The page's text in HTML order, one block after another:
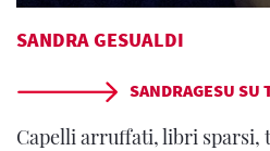
SANDRA GESUALDI
SANDRAGESU SU
Capelli arruffati, libri sparsi,